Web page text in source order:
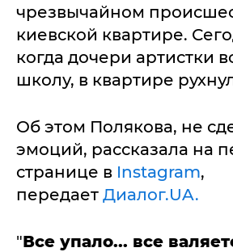
чрезвычайном
киевской квартире.
когда дочери артистки
школу, в квартире
Об этом Полякова, не
эмоций, рассказала на
странице в Instagram,
передает Диалог.UA.
"Все упало... все